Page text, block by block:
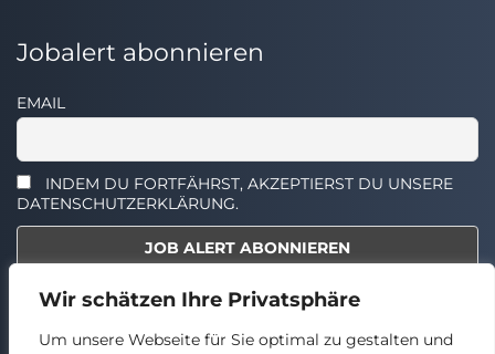
Wir schätzen Ihre Privatsphäre
Um unsere Webseite für Sie optimal zu gestalten und
Jobalert abonnieren
EMAIL
INDEM DU FORTFÄHRST, AKZEPTIERST DU UNSERE
DATENSCHUTZERKLÄRUNG.
Select the widget you want to show.